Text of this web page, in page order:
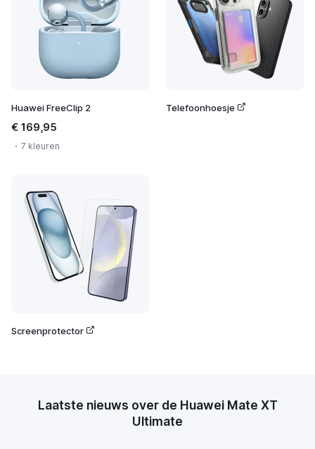
Huawei FreeClip 2
€ 169,95
7 kleuren
Telefoonhoesje
Screenprotector
Laatste nieuws over de Huawei Mate XT
Ultimate